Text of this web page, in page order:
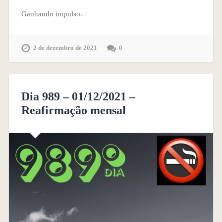
Ganhando impulso.
2 de dezembro de 2021 0
Dia 989 – 01/12/2021 –
Reafirmação mensal